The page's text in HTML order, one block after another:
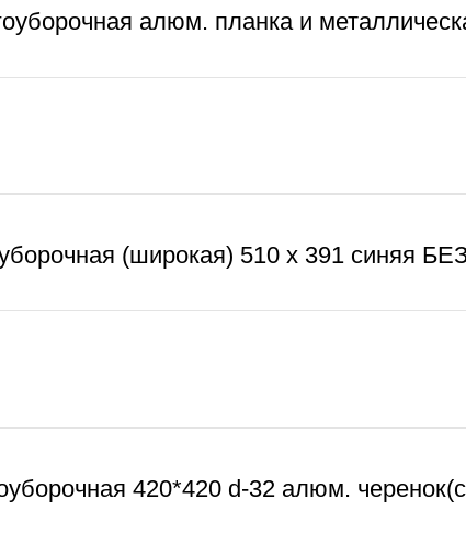
алюм. планка и
(широкая) 510 х 391 синяя
420*420 d-32 алюм.